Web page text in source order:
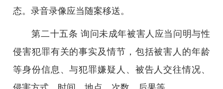
态。录音录像应当随案移送。
第二十五条 询问未成年被害人应当问明与性
侵害犯罪有关的事实及情节，包括被害人的年龄
等身份信息、与犯罪嫌疑人、被告人交往情况、